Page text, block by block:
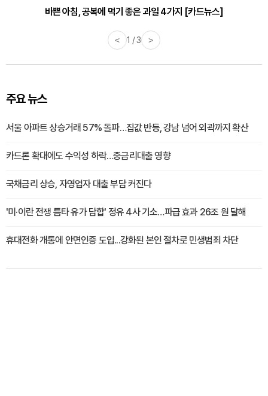
바쁜 아침, 공복에 먹기 좋은 과일 4가지 [카드뉴스]
< 1 / 3 >
주요 뉴스
서울 아파트 상승거래 57% 돌파…집값 반등, 강남 넘어 외곽까지 확산
카드론 확대에도 수익성 하락…중금리대출 영향
국채금리 상승, 자영업자 대출 부담 커진다
'미·이란 전쟁 틈타 유가 담합' 정유 4사 기소…파급 효과 26조 원 달해
휴대전화 개통에 안면인증 도입...강화된 본인 절차로 민생범죄 차단